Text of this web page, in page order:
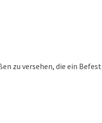
zu versehen, die ein